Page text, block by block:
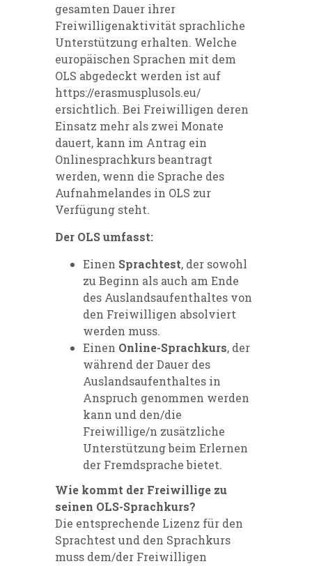
gesamten Dauer ihrer
Freiwilligenaktivität sprachliche
Unterstützung erhalten. Welche
europäischen Sprachen mit dem
OLS abgedeckt werden ist auf
https://erasmusplusols.eu/
ersichtlich. Bei Freiwilligen deren
Einsatz mehr als zwei Monate
dauert, kann im Antrag ein
Onlinesprachkurs beantragt
werden, wenn die Sprache des
Aufnahmelandes in OLS zur
Verfügung steht.
Der OLS umfasst:
Einen Sprachtest, der sowohl
zu Beginn als auch am Ende
des Auslandsaufenthaltes von
den Freiwilligen absolviert
werden muss.
Einen Online-Sprachkurs, der
während der Dauer des
Auslandsaufenthaltes in
Anspruch genommen werden
kann und den/die
Freiwillige/n zusätzliche
Unterstützung beim Erlernen
der Fremdsprache bietet.
Wie kommt der Freiwillige zu
seinen OLS-Sprachkurs?
Die entsprechende Lizenz für den
Sprachtest und den Sprachkurs
muss dem/der Freiwilligen